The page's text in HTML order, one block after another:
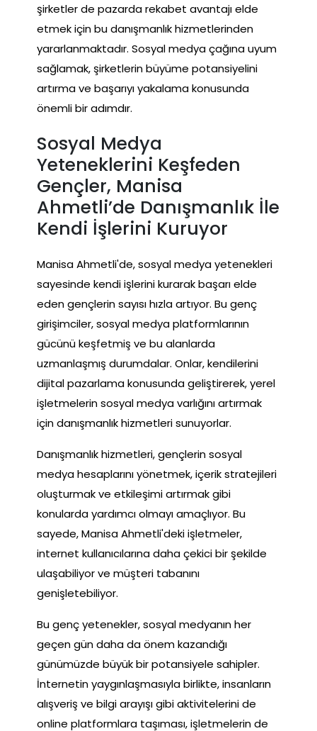
şirketler de pazarda rekabet avantajı elde
etmek için bu danışmanlık hizmetlerinden
yararlanmaktadır. Sosyal medya çağına uyum
sağlamak, şirketlerin büyüme potansiyelini
artırma ve başarıyı yakalama konusunda
önemli bir adımdır.
Sosyal Medya
Yeteneklerini Keşfeden
Gençler, Manisa
Ahmetli’de Danışmanlık İle
Kendi İşlerini Kuruyor
Manisa Ahmetli'de, sosyal medya yetenekleri
sayesinde kendi işlerini kurarak başarı elde
eden gençlerin sayısı hızla artıyor. Bu genç
girişimciler, sosyal medya platformlarının
gücünü keşfetmiş ve bu alanlarda
uzmanlaşmış durumdalar. Onlar, kendilerini
dijital pazarlama konusunda geliştirerek, yerel
işletmelerin sosyal medya varlığını artırmak
için danışmanlık hizmetleri sunuyorlar.
Danışmanlık hizmetleri, gençlerin sosyal
medya hesaplarını yönetmek, içerik stratejileri
oluşturmak ve etkileşimi artırmak gibi
konularda yardımcı olmayı amaçlıyor. Bu
sayede, Manisa Ahmetli'deki işletmeler,
internet kullanıcılarına daha çekici bir şekilde
ulaşabiliyor ve müşteri tabanını
genişletebiliyor.
Bu genç yetenekler, sosyal medyanın her
geçen gün daha da önem kazandığı
günümüzde büyük bir potansiyele sahipler.
İnternetin yaygınlaşmasıyla birlikte, insanların
alışveriş ve bilgi arayışı gibi aktivitelerini de
online platformlara taşıması, işletmelerin de